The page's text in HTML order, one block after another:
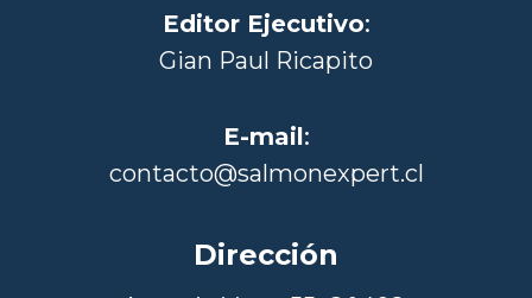
Editor Ejecutivo:
Gian Paul Ricapito
E-mail:
contacto@salmonexpert.cl
Dirección